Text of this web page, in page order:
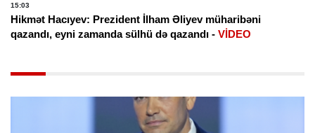
15:03
Hikmət Hacıyev: Prezident İlham Əliyev müharibəni
qazandı, eyni zamanda sülhü də qazandı - VİDEO